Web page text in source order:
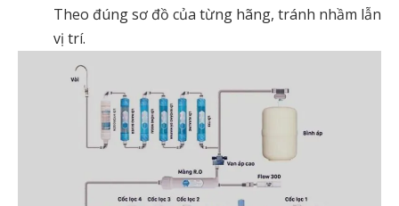
Theo đúng sơ đồ của từng hãng, tránh nhầm lẫn
vị trí.